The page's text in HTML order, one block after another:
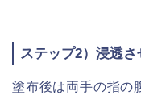
ステップ2）浸透さ
塗布後は両手の指の